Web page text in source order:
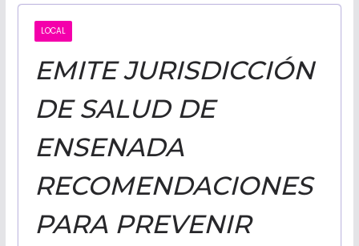
NOTICIAS
LOCAL
EMITE JURISDICCIÓN
DE SALUD DE
ENSENADA
RECOMENDACIONES
PARA PREVENIR